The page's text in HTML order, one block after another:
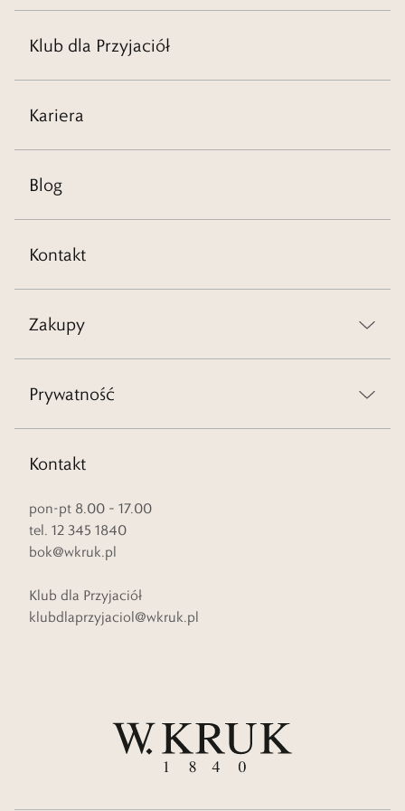
Klub dla Przyjaciół
Kariera
Blog
Kontakt
Zakupy
Prywatność
Kontakt
pon-pt 8.00 – 17.00
tel. 12 345 1840
bok@wkruk.pl
Klub dla Przyjaciół
klubdlaprzyjaciol@wkruk.pl